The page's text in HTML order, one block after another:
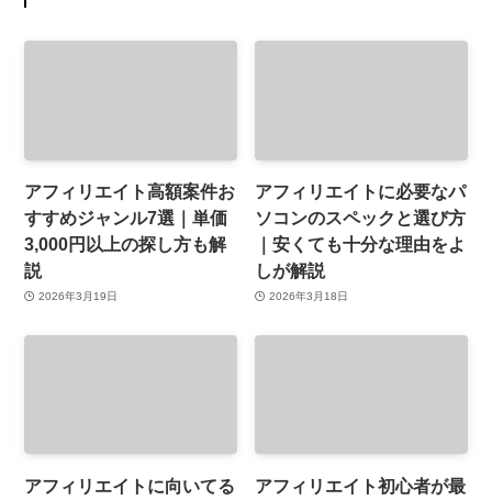
アフィリエイト高額案件お
すすめジャンル7選｜単価
3,000円以上の探し方も解
説
2026年3月19日
アフィリエイトに必要なパ
ソコンのスペックと選び方
｜安くても十分な理由をよ
しが解説
2026年3月18日
アフィリエイトに向いてる
アフィリエイト初心者が最